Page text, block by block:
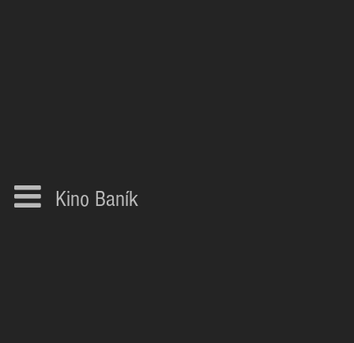
Kino Baník